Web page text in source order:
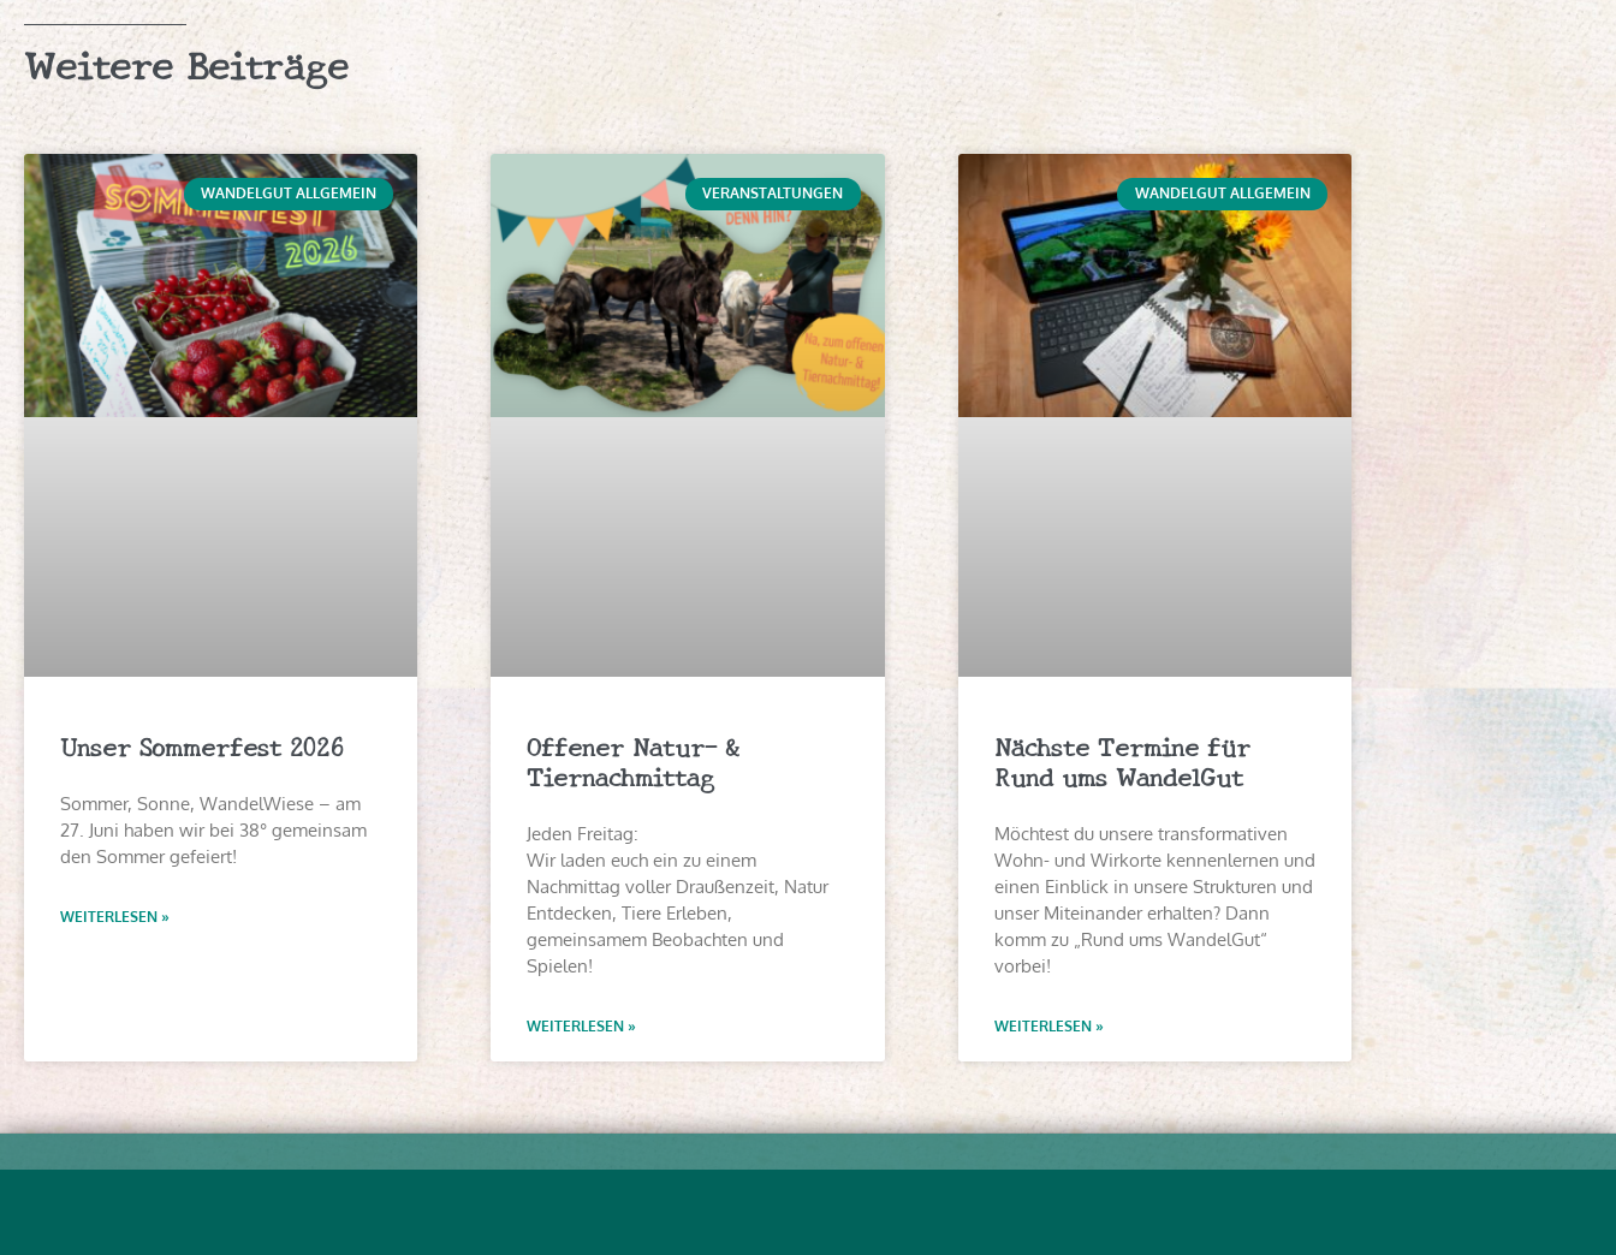
Weitere Beiträge
WANDELGUT ALLGEMEIN
Unser Sommerfest 2026
Sommer, Sonne, WandelWiese – am
27. Juni haben wir bei 38° gemeinsam
den Sommer gefeiert!
WEITERLESEN »
VERANSTALTUNGEN
Offener Natur- &
Tiernachmittag
Jeden Freitag:
Wir laden euch ein zu einem
Nachmittag voller Draußenzeit, Natur
Entdecken, Tiere Erleben,
gemeinsamem Beobachten und
Spielen!
WEITERLESEN »
WANDELGUT ALLGEMEIN
Nächste Termine für
Rund ums WandelGut
Möchtest du unsere transformativen
Wohn- und Wirkorte kennenlernen und
einen Einblick in unsere Strukturen und
unser Miteinander erhalten? Dann
komm zu „Rund ums WandelGut“
vorbei!
WEITERLESEN »